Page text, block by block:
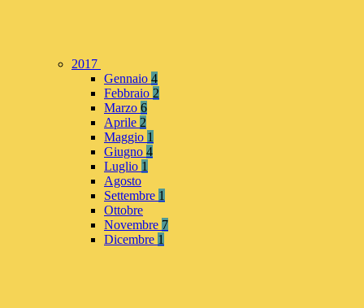
2017
Gennaio 4
Febbraio 2
Marzo 6
Aprile 2
Maggio 1
Giugno 4
Luglio 1
Agosto
Settembre 1
Ottobre
Novembre 7
Dicembre 1